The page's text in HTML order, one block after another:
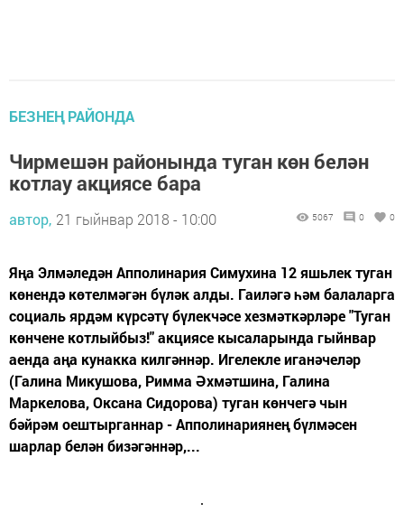
БЕЗНЕҢ РАЙОНДА
Чирмешән районында туган көн белән
котлау акциясе бара
автор, 21 гыйнвар 2018 - 10:00 5067 0 0
Яңа Элмәледән Апполинария Симухина 12 яшьлек туган
көнендә көтелмәгән бүләк алды. Гаиләгә һәм балаларга
социаль ярдәм күрсәтү бүлекчәсе хезмәткәрләре "Туган
көнчене котлыйбыз!" акциясе кысаларында гыйнвар
аенда аңа кунакка килгәннәр. Игелекле иганәчеләр
(Галина Микушова, Римма Әхмәтшина, Галина
Маркелова, Оксана Сидорова) туган көнчегә чын
бәйрәм оештырганнар - Апполинариянең бүлмәсен
шарлар белән бизәгәннәр,...